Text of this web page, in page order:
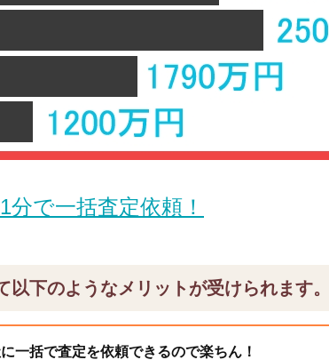
分で一括査定依頼！
下のようなメリットが受けられます。
一括で査定を依頼できるので楽ちん！